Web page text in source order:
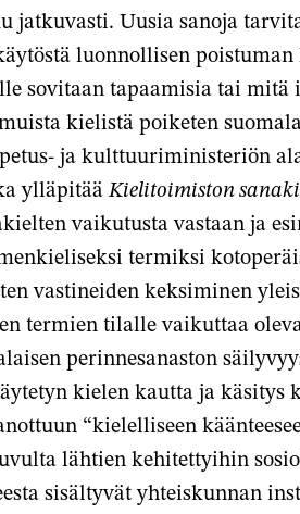
jatkuvasti. Uusia sanoja
luonnollisen
sovitaan tapaamisia tai mitä
kielistä poiketen
ja kulttuuriministeriön
ylläpitääKielitoimiston
vaikutusta vastaan ja
termiksi
vastineiden keksiminen
termien tilalle vaikuttaa
perinnesanaston
kielen kautta ja käsitys
“kielelliseen
lähtien kehitettyihin
sisältyvät yhteiskunnan